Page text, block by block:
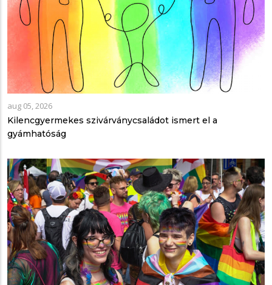
aug 05, 2026
Kilencgyermekes szivárványcsaládot ismert el a
gyámhatóság